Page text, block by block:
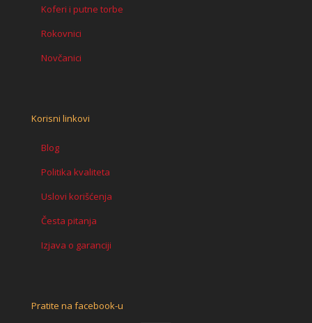
Koferi i putne torbe
Rokovnici
Novčanici
Korisni linkovi
Blog
Politika kvaliteta
Uslovi korišćenja
Česta pitanja
Izjava o garanciji
Pratite na facebook-u